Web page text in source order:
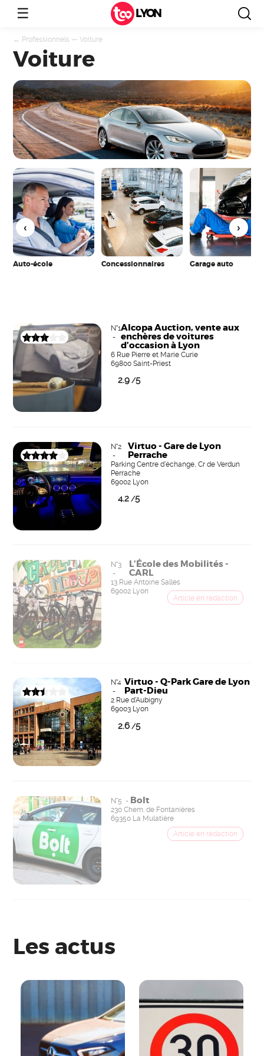
☰ LYON
← Professionnels —Voiture
Voiture
Auto-école Concessionnaires Garage auto
N°1
-
Alcopa Auction, vente aux
enchères de voitures
d’occasion à Lyon
6 Rue Pierre et Marie Curie
69800 Saint-Priest
2.9 /5
N°2
-
Virtuo - Gare de Lyon
Perrache
Parking Centre d'échange, Cr de Verdun
Perrache
69002 Lyon
4.2 /5
N°3
-
L’École des Mobilités -
CARL
13 Rue Antoine Salles
69002 Lyon
N°4
-
Virtuo - Q-Park Gare de Lyon
Part-Dieu
2 Rue d'Aubigny
69003 Lyon
2.6 /5
N°5 - Bolt
230 Chem. de Fontanières
69350 La Mulatière
Les actus